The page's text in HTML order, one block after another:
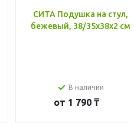
СИТА Подушка на стул,
бежевый, 38/35x38x2 см
В наличии
от 1 790 ₸